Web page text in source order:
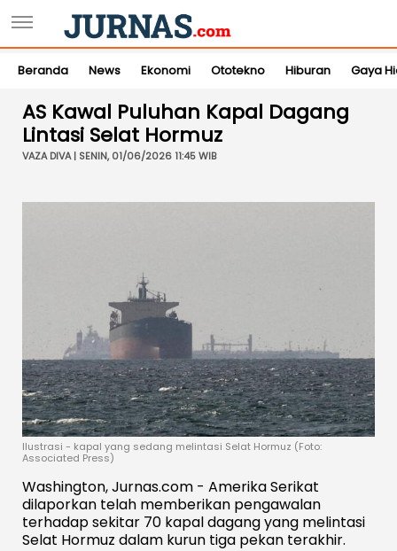
Beranda News Ekonomi Ototekno Hiburan Gaya
AS Kawal Puluhan Kapal Dagang
Lintasi Selat Hormuz
VAZA DIVA | SENIN, 01/06/2026 11:45 WIB
Ilustrasi - kapal yang sedang melintasi Selat Hormuz (Foto:
Associated Press)
Washington, Jurnas.com - Amerika Serikat
dilaporkan telah memberikan pengawalan
terhadap sekitar 70 kapal dagang yang melintasi
Selat Hormuz dalam kurun tiga pekan terakhir.